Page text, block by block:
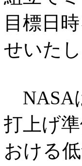
目標日
せいたし
NASA
打上げ
おける